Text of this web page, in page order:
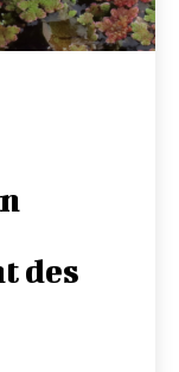
des